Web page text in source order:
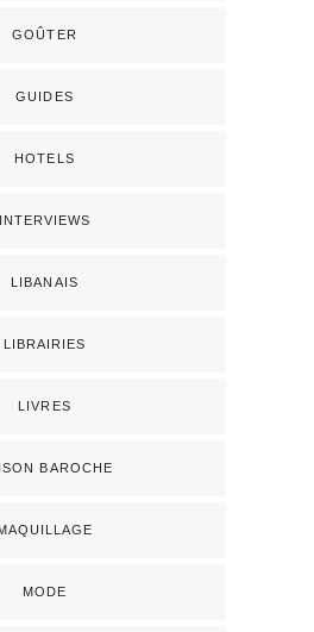
GOÛTER
GUIDES
HOTELS
INTERVIEWS
LIBANAIS
LIBRAIRIES
LIVRES
BAROCHE
MODE